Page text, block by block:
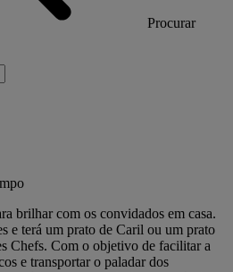
Procurar
brilhar com os convidados em casa.
e terá um prato de Caril ou um prato
Chefs. Com o objetivo de facilitar a
e transportar o paladar dos